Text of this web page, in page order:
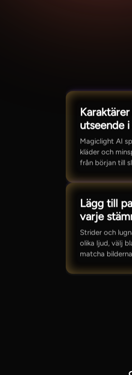
utseende
Magiclight AI
kläder och
från början till
Lägg till
varje
Strider och
olika ljud, välj
matcha